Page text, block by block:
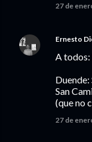
27 de
Ernesto
A todos:
Duende:
San
(que no
27 de